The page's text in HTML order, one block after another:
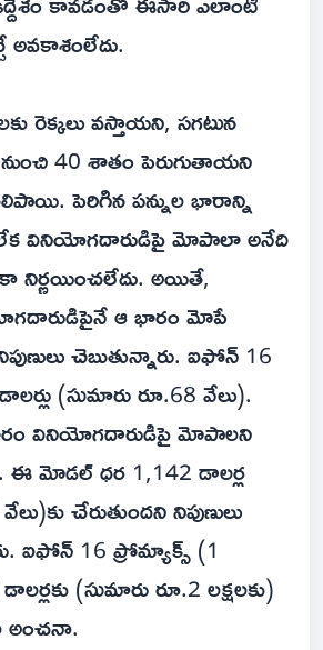
రెక్కలు వస్తాయని, సగటున
40 శాతం పెరుగుతాయని
పెరిగిన పన్నుల భారాన్ని
వినియోగదారుడిపై మోపాలా అనేది
నిర్ణయించలేదు. అయితే,
ఆ భారం మోపే
చెబుతున్నారు. ఐఫోన్‌ 16
(సుమారు రూ.68 వేలు).
వినియోగదారుడిపై మోపాలని
ఈ మోడల్ ధర 1,142 డాలర్ల
చేరుతుందని నిపుణులు
ఐఫోన్‌ 16 ప్రోమ్యాక్స్‌ (1
(సుమారు రూ.2 లక్షలకు)
అంచనా.